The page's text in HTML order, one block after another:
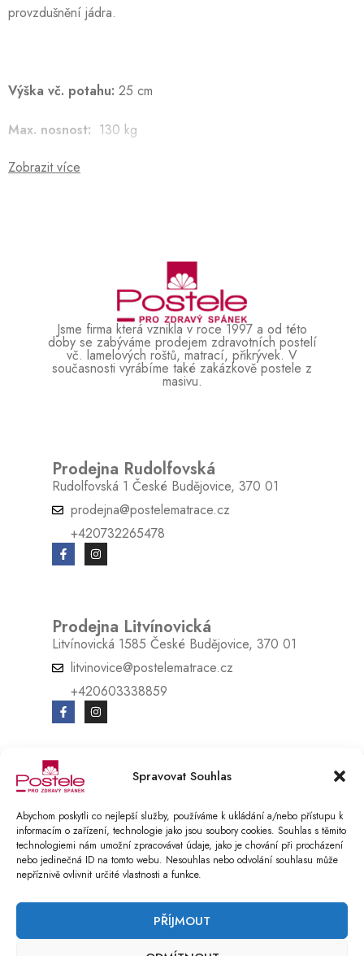
Spravovat Souhlas
Abychom poskytli co nejlepší služby, používáme k ukládání a/nebo přístupu k
informacím o zařízení, technologie jako jsou soubory cookies. Souhlas s těmito
technologiemi nám umožní zpracovávat údaje, jako je chování při procházení
nebo jedinečná ID na tomto webu. Nesouhlas nebo odvolání souhlasu může
nepříznivě ovlivnit určité vlastnosti a funkce.
PŘÍJMOUT
provzdušnění jádra.
Výška vč. potahu: 25 cm
Max. nosnost: 130 kg
Snímatelný potah:
Zobrazit více
Jsme firma která vznikla v roce 1997 a od této
doby se zabýváme prodejem zdravotních postelí
vč. lamelových roštů, matrací, přikrývek. V
současnosti vyrábíme také zakázkově postele z
masivu.
Prodejna Rudolfovská
Rudolfovská 1 České Budějovice, 370 01
prodejna@postelematrace.cz
+420732265478
Prodejna Litvínovická
Litvínovická 1585 České Budějovice, 370 01
litvinovice@postelematrace.cz
+420603338859
© Copyright 2025 Postele pro zdravý spánek s.r.o.. All Rights Reserved.
E-SHOP vytvořen v BOOSTMAN.CZ
Podmínky ochrany osobních údajů
Reklamační řád
COMPARE (0)